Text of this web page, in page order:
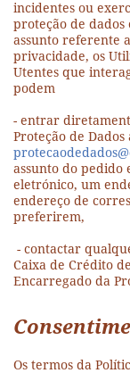
incidentes ou
proteção de
assunto referente
privacidade, os
Utentes que
podem
- entrar
Proteção de
assunto do pedido
eletrónico, um
endereço de
preferirem,
- contactar
Caixa de Crédito
Encarregado da
Os termos da